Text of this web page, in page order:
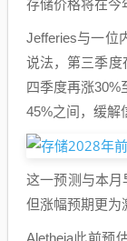
存储价格将在今
Jefferies与一位
说法，第三季度
四季度再涨30%
45%之间，缓解
这一预测与本月
但涨幅预期更为